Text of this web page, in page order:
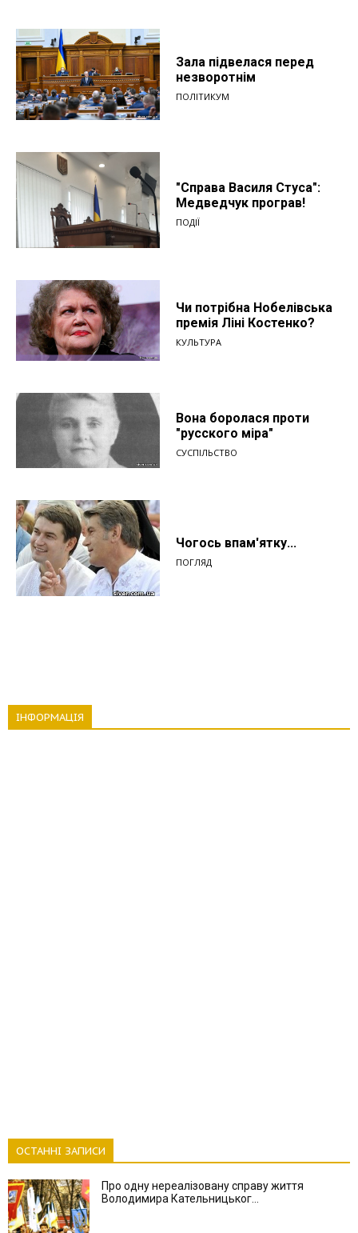
Зала підвелася перед
незворотнім
ПОЛІТИКУМ
"Справа Василя Стуса":
Медведчук програв!
ПОДІЇ
Чи потрібна Нобелівська
премія Ліні Костенко?
КУЛЬТУРА
Вона боролася проти
"русского міра"
СУСПІЛЬСТВО
Чогось впам'ятку...
ПОГЛЯД
ІНФОРМАЦІЯ
ОСТАННІ ЗАПИСИ
Про одну нереалізовану справу життя
Володимира Кательницьког...